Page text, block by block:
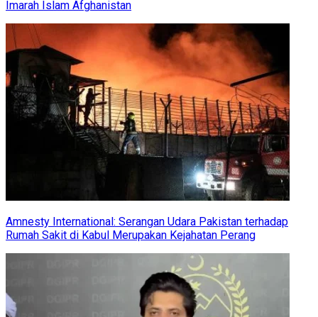
Imarah Islam Afghanistan
Amnesty International: Serangan Udara Pakistan terhadap
Rumah Sakit di Kabul Merupakan Kejahatan Perang